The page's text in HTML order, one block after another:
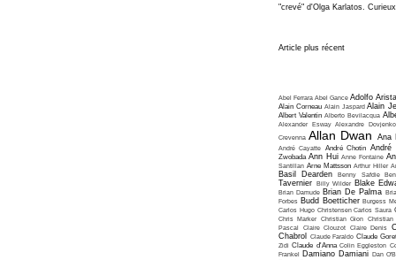
"crevé" d'Olga Karlatos.
Article plus récent
Abel Ferrara Abel Gance Adolfo
Alain Corneau Alain Jaspard Alain
Albert Valentin Alberto Bevilacqua
Alexander Esway Alexandre Dovjenko
Crevenna Allan Dwan Ana
André Cayatte André Chotin André
Zwobada Ann Hui Anne Fontaine
Santillan Arne Mattsson Arthur Hiller
Basil Dearden Benny Safdie
Tavernier Billy Wilder Blake
Brian Damude Brian De Palma
Forbes Budd Boetticher Burgess
Carlos Hugo Christensen Carlos Saura
Chris Marker Christian Gion Christian
Pascal
Claire Clouzot Claire Denis
Chabrol
Claude Faraldo Claude
Zidi Claude d'Anna Colin Eggleston
Frankel Damiano Damiani Dan